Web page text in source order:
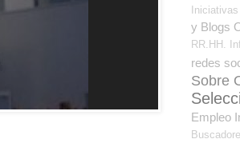
y Blogs
RR.HH.
redes
Sobre
Empleo